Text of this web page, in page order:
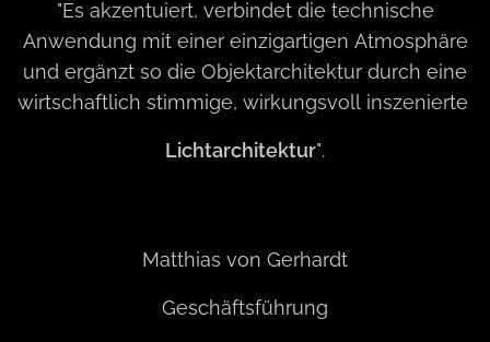
"Es akzentuiert, verbindet die technische
Anwendung mit einer einzigartigen Atmosphäre
und ergänzt so die Objektarchitektur durch eine
wirtschaftlich stimmige, wirkungsvoll inszenierte
Lichtarchitektur".
Matthias von Gerhardt
Geschäftsführung